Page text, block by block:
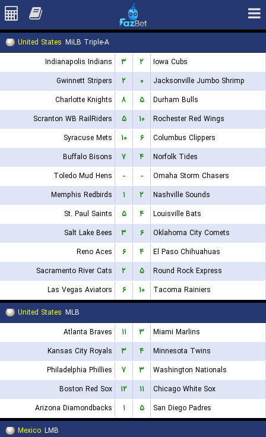
United States MiLB Triple-A
Indianapolis Indians
۳ ۲
Iowa Cubs
Gwinnett Stripers
۲ ۰
Jacksonville Jumbo Shrimp
Charlotte Knights
۸ ۵
Durham Bulls
Scranton WB RailRiders
۵ ۱۰
Rochester Red Wings
Syracuse Mets
۱۰ ۶
Columbus Clippers
Buffalo Bisons
۷ ۴
Norfolk Tides
Toledo Mud Hens
- -
Omaha Storm Chasers
Memphis Redbirds
۱ ۲
Nashville Sounds
St. Paul Saints
۵ ۴
Louisville Bats
Salt Lake Bees
۳ ۶
Oklahoma City Comets
Reno Aces
۶ ۴
El Paso Chihuahuas
Sacramento River Cats
۲ ۵
Round Rock Express
Las Vegas Aviators
۶ ۱۰
Tacoma Rainiers
United States MLB
Atlanta Braves
۱۱ ۳
Miami Marlins
Kansas City Royals
۳ ۴
Minnesota Twins
Philadelphia Phillies
۷ ۳
Washington Nationals
Boston Red Sox
۱۲ ۱۱
Chicago White Sox
Arizona Diamondbacks
۱ ۵
San Diego Padres
Mexico LMB